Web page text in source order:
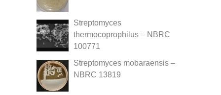
Streptomyces
thermocoprophilus – NBRC
100771
Streptomyces mobaraensis –
NBRC 13819